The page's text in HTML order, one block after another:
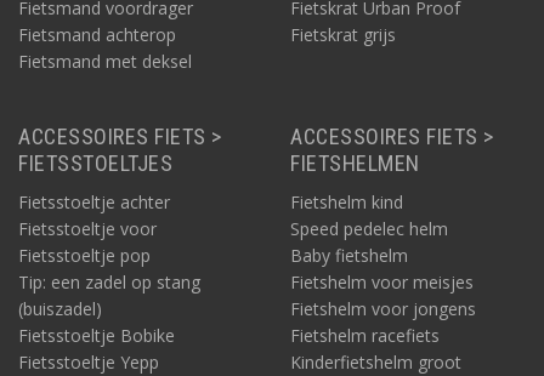
Fietsmand voordrager
Fietsmand achterop
Fietsmand met deksel
Fietskrat Urban Proof
Fietskrat grijs
ACCESSOIRES FIETS >
FIETSSTOELTJES
Fietsstoeltje achter
Fietsstoeltje voor
Fietsstoeltje pop
Tip: een zadel op stang
(buiszadel)
Fietsstoeltje Bobike
Fietsstoeltje Yepp
ACCESSOIRES FIETS >
FIETSHELMEN
Fietshelm kind
Speed pedelec helm
Baby fietshelm
Fietshelm voor meisjes
Fietshelm voor jongens
Fietshelm racefiets
Kinderfietshelm groot